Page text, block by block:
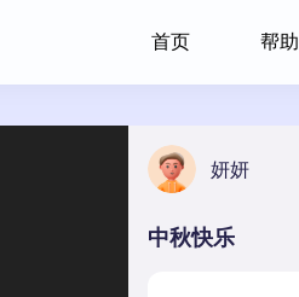
首页 帮
妍妍
中秋快乐